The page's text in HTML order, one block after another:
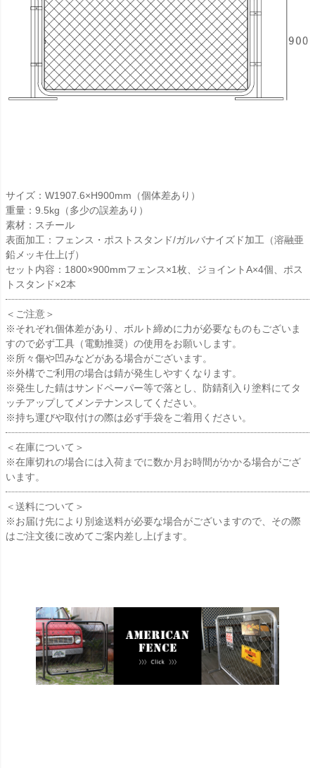
サイズ：W1907.6×H900mm（個体差あり）
重量：9.5kg（多少の誤差あり）
素材：スチール
表面加工：フェンス・ポストスタンド/ガルバナイズド加工（溶融亜
鉛メッキ仕上げ）
セット内容：1800×900mmフェンス×1枚、ジョイントA×4個、ポス
トスタンド×2本
＜ご注意＞
※それぞれ個体差があり、ボルト締めに力が必要なものもございま
すので必ず工具（電動推奨）の使用をお願いします。
※所々傷や凹みなどがある場合がございます。
※外構でご利用の場合は錆が発生しやすくなります。
※発生した錆はサンドペーパー等で落とし、防錆剤入り塗料にてタ
ッチアップしてメンテナンスしてください。
※持ち運びや取付けの際は必ず手袋をご着用ください。
＜在庫について＞
※在庫切れの場合には入荷までに数か月お時間がかかる場合がござ
います。
＜送料について＞
※お届け先により別途送料が必要な場合がございますので、その際
はご注文後に改めてご案内差し上げます。